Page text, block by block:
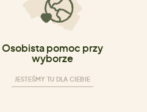
Osobista pomoc przy
wyborze
JESTEŚMY TU DLA CIEBIE